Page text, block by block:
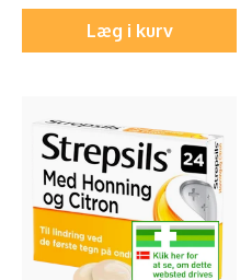
Læg i kurv